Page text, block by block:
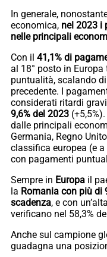
In generale,
economica, nel 2023 i
nelle principali
Con il 41,1% di
al 18° posto in
puntualità, scalando
precedente. I
considerati ritardi
9,6% del 2023
dalle principali
Germania, Regno
classifica europea (e
con pagamenti
Sempre in Europa il
la Romania con più di
scadenza, e con
verificano nel 58,3%
Anche sul campione
guadagna una